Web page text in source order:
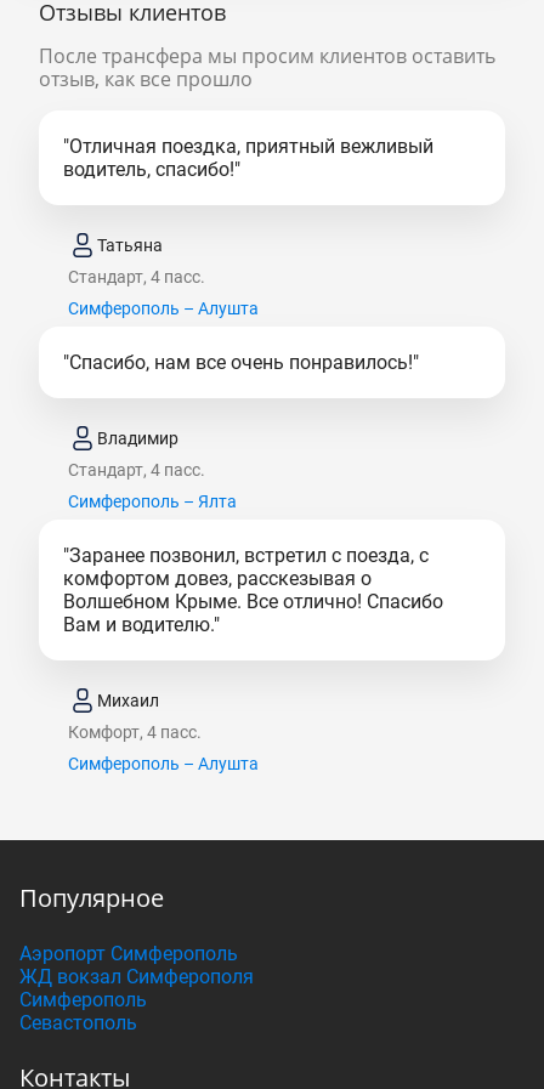
Отзывы клиентов
После трансфера мы просим клиентов оставить
отзыв, как все прошло
"Отличная поездка, приятный вежливый
водитель, спасибо!"
Татьяна
Стандарт, 4 пасс.
Симферополь – Алушта
"Спасибо, нам все очень понравилось!"
Владимир
Стандарт, 4 пасс.
Симферополь – Ялта
"Заранее позвонил, встретил с поезда, с
комфортом довез, расскезывая о
Волшебном Крыме. Все отлично! Спасибо
Вам и водителю."
Михаил
Комфорт, 4 пасс.
Симферополь – Алушта
Популярное
Аэропорт Симферополь
ЖД вокзал Симферополя
Симферополь
Севастополь
Контакты